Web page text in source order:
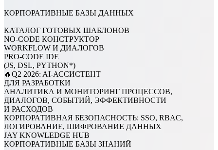
КОРПОРАТИВНЫЕ БАЗЫ ДАННЫХ
КАТАЛОГ ГОТОВЫХ ШАБЛОНОВ
NO-CODE КОНСТРУКТОР
WORKFLOW И ДИАЛОГОВ
PRO-CODE IDE
(JS, DSL, PYTHON*)
🔥Q2 2026: AI-АССИСТЕНТ
ДЛЯ РАЗРАБОТКИ
АНАЛИТИКА И МОНИТОРИНГ ПРОЦЕССОВ,
ДИАЛОГОВ, СОБЫТИЙ, ЭФФЕКТИВНОСТИ
И РАСХОДОВ
КОРПОРАТИВНАЯ БЕЗОПАСНОСТЬ: SSO, RBAC,
ЛОГИРОВАНИЕ, ШИФРОВАНИЕ ДАННЫХ
JAY KNOWLEDGE HUB
КОРПОРАТИВНЫЕ БАЗЫ ЗНАНИЙ